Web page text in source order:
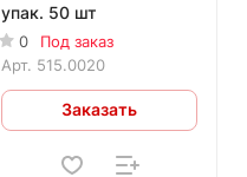
упак. 50 шт
0
Под заказ
Арт. 515.0020
Заказать